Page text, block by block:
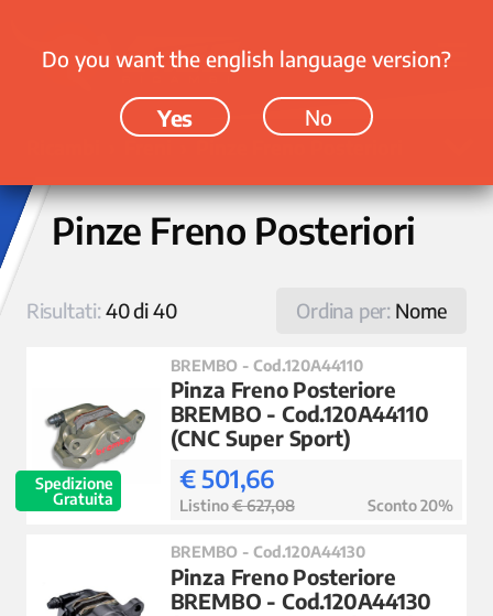
Pinze Freno Posteriori
Ordina per: Nome
Risultati:40 di 40
Spedizione
Gratuita
BREMBO - Cod.120A44110
Pinza Freno Posteriore
BREMBO - Cod.120A44110
(CNC Super Sport)
€ 501,66
Listino€ 627,08 Sconto 20%
BREMBO - Cod.120A44130
Pinza Freno Posteriore
BREMBO - Cod.120A44130
Do you want the english language version?
Yes No